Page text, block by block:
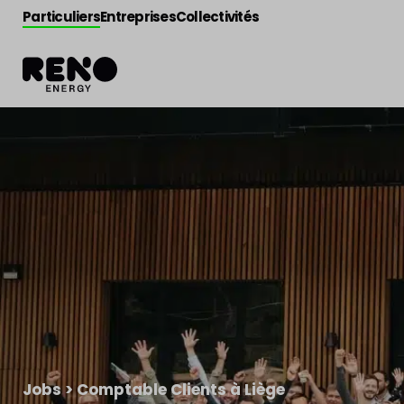
ParticuliersEntreprisesCollectivités
Jobs>Comptable Clients à Liège